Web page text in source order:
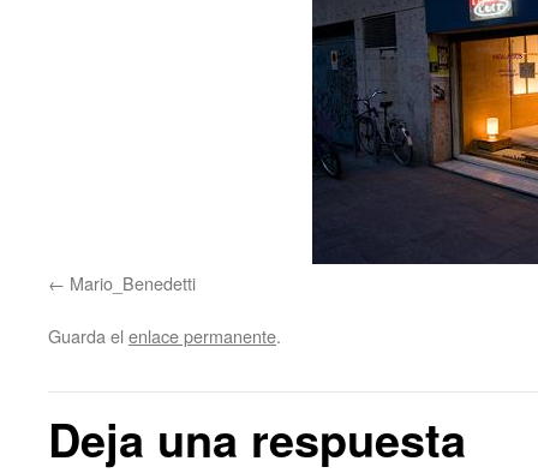
Mario_Benedetti
Guarda el enlace permanente.
Deja una respuesta